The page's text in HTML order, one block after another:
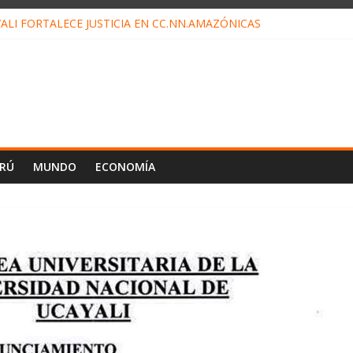
FORTALECE JUSTICIA EN CC.NN.AMAZÓNICAS
MUNDO ECONOMÍA